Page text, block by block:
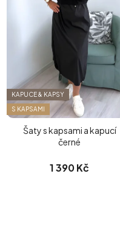
KAPUCE & KAPSY
S KAPSAMI
Šaty s kapsami a kapucí
černé
1 390 Kč